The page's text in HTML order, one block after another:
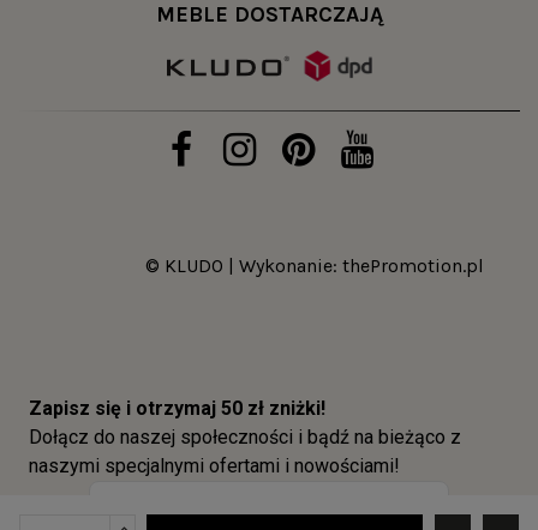
MEBLE DOSTARCZAJĄ
© KLUDO | Wykonanie: thePromotion.pl